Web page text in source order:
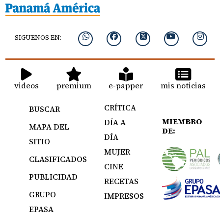
SIGUENOS EN:
videos premium e-papper mis noticias
BUSCAR
MAPA DEL
SITIO
CLASIFICADOS
PUBLICIDAD
GRUPO
EPASA
CRÍTICA
DÍA A
DÍA
MUJER
CINE
RECETAS
IMPRESOS
MIEMBRO
DE: